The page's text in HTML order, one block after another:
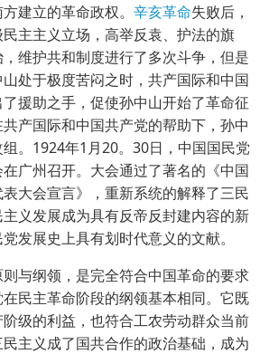
建立的革命政权。 辛亥革命失败后，
主主义立场，高举反袁、护法的旗
维护共和制度进行了多次斗争，但是
处于极度苦闷之时，共产国际和中国
援助之手，促使孙中山开始了革命征
产国际和中国共产党的帮助下，孙中
。1924年1月20。30日，中国国民党
广州召开。大会通过了著名的《中国
大会宣言》，重新系统的解释了三民
义发展成为具有反帝反封建内容的新
发展史上具有划时代意义的文献。
纲领，是完全符合中国革命的要求
民主革命阶段的纲领基本相同。它既
级的利益，也符合工农劳动群众当前
主义成了国共合作的政治基础，成为